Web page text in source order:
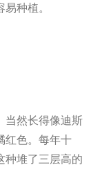
种植。
然长得像迪斯
红色。每年十
种堆了三层高的